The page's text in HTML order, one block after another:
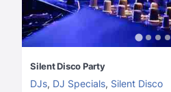
Silent Disco Party
DJs, DJ Specials, Silent Disco